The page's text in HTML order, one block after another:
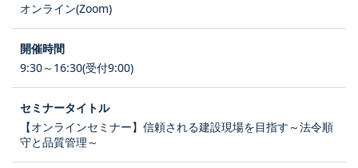
オンライン(Zoom)
9:30～16:30(受付9:00)
【オンラインセミナー】信頼される建設現場を目指す～法令順
守と品質管理～